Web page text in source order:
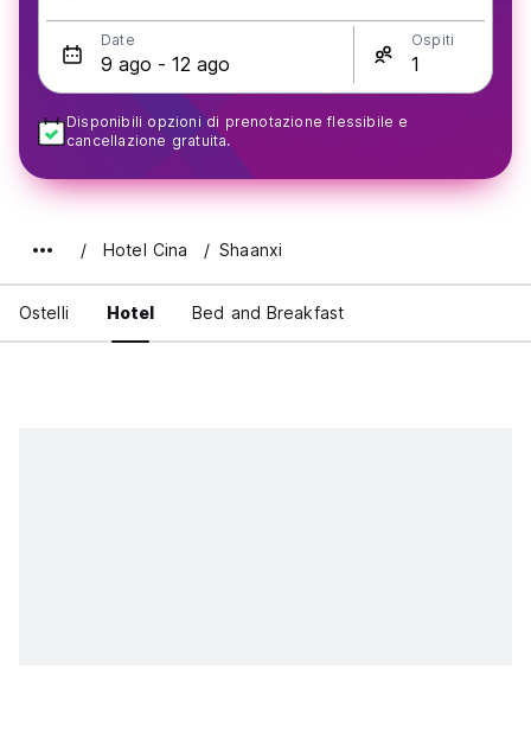
Date Ospiti
Disponibili opzioni di prenotazione flessibile e
cancellazione gratuita.
Hotel Cina Shaanxi
Ostelli Hotel Bed and Breakfast